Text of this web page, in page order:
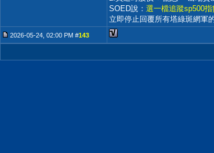
SOED說： 選一檔追蹤sp500
立即停止回覆所有塔綠斑網軍
2026-05-24, 02:00 PM #143